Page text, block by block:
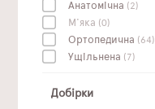
Анатомічна (2)
М'яка (0)
Ортопедична (64)
Ущільнена (7)
Добірки